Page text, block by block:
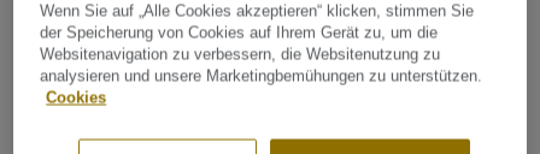
Tarkett Zubehör Komplettsortiment|Schweißschnüre
Schweißschnur für PVC-Böden
- Unicoloured GREY BLUE
0253
Wenn Sie auf „Alle Cookies akzeptieren“ klicken, stimmen Sie
der Speicherung von Cookies auf Ihrem Gerät zu, um die
Websitenavigation zu verbessern, die Websitenutzung zu
analysieren und unsere Marketingbemühungen zu unterstützen.
Cookies